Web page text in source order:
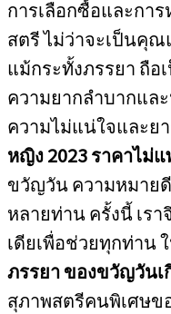
การเลือกซื้อและก
สตรี ไม่ว่าจะเป็นคุ
แม้กระทั้งภรรยา ถือ
ความยากลำบากแล
ความไม่แน่ใจและย
หญิง 2023 ราคาไม่แ
ขวัญวัน ความหมาย
หลายท่าน ครั้งนี้ เร
เดียเพื่อช่วยทุกท่าน
ภรรยาของขวัญวันเ
สุภาพสตรีคนพิเศษ